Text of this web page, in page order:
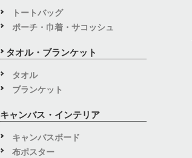
トートバッグ
ポーチ・巾着・サコッシュ
タオル・ブランケット
タオル
ブランケット
キャンバス・インテリア
キャンバスボード
布ポスター